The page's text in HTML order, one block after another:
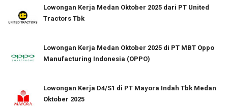
Lowongan Kerja Medan Oktober 2025 dari PT United
Tractors Tbk
Lowongan Kerja Medan Oktober 2025 di PT MBT Oppo
Manufacturing Indonesia (OPPO)
Lowongan Kerja D4/S1 di PT Mayora Indah Tbk Medan
Oktober 2025